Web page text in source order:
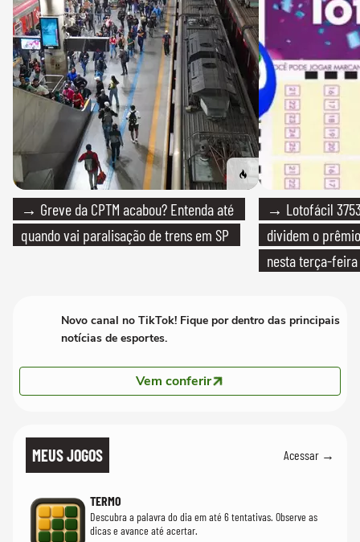
→ Greve da CPTM acabou? Entenda até
quando vai paralisação de trens em SP
→ Lotofácil
dividem o
nesta terça-feira
Novo canal no TikTok! Fique por dentro das principais
notícias de esportes.
Vem conferir
MEUS JOGOS Acessar →
TERMO
Descubra a palavra do dia em até 6 tentativas. Observe as
dicas e avance até acertar.